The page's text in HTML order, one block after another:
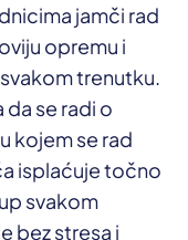
jamči rad
opremu i
trenutku.
se radi o
kojem se rad
isplaćuje točno
svakom
bez stresa i